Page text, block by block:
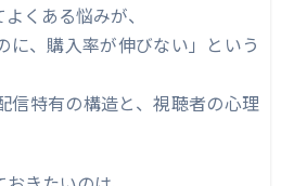
くある悩みが、
に、購入率が伸びない」という
信特有の構造と、視聴者の心理